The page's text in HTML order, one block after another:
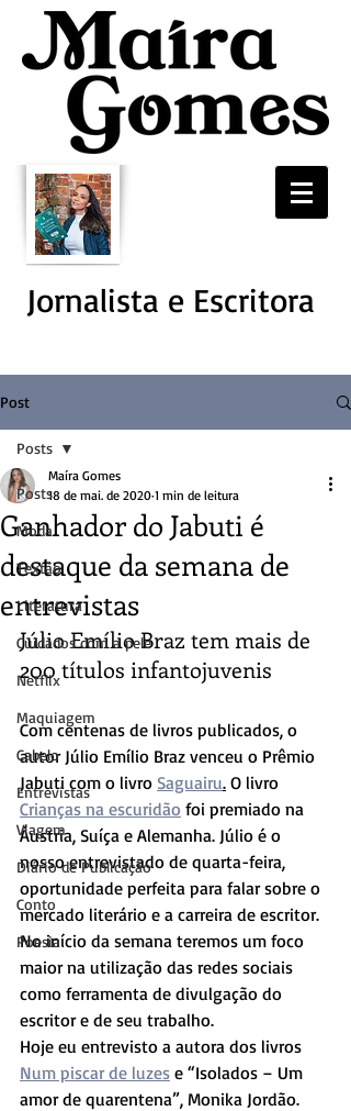
Jornalista e Escritora
Post
Posts
Moda
Textão
Literatura
Cuidados com a pele
Netflix
Maquiagem
Cabelo
Entrevistas
Viagem
Diário de Publicação
Conto
Poesia
Posts
Ganhador do Jabuti é
destaque da semana de
entrevistas
Maíra Gomes
18 de mai. de 2020 1 min de leitura
Júlio Emílio Braz tem mais de
200 títulos infantojuvenis
Com centenas de livros publicados, o
autor Júlio Emílio Braz venceu o Prêmio
Jabuti com o livro Saguairu. O livro
Crianças na escuridão foi premiado na
Áustria, Suíça e Alemanha. Júlio é o
nosso entrevistado de quarta-feira,
oportunidade perfeita para falar sobre o
mercado literário e a carreira de escritor.
No início da semana teremos um foco
maior na utilização das redes sociais
como ferramenta de divulgação do
escritor e de seu trabalho.
Hoje eu entrevisto a autora dos livros
Num piscar de luzes e “Isolados – Um
amor de quarentena”, Monika Jordão.